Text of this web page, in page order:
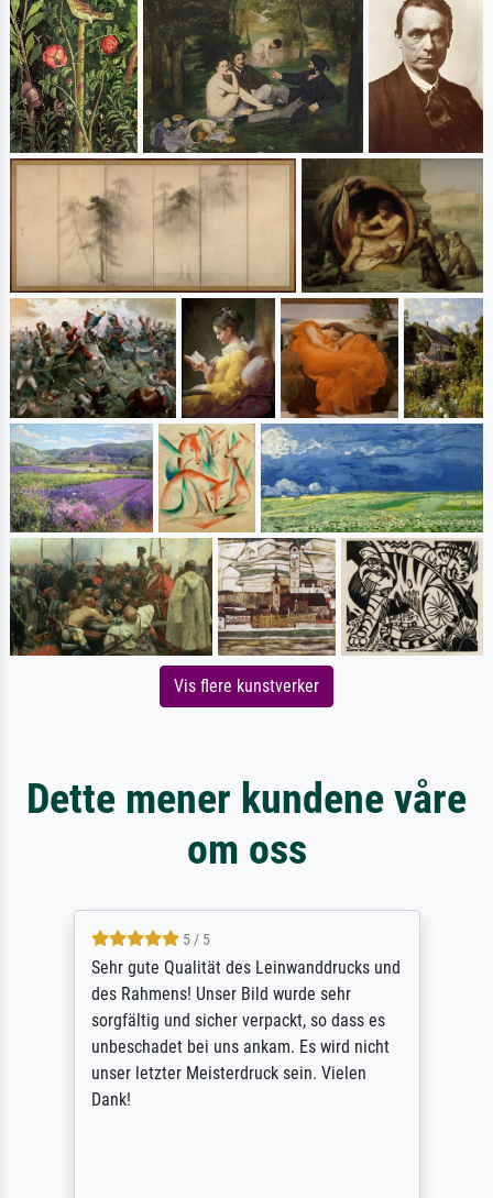
Vis flere kunstverker
Dette mener kundene våre
om oss
5 / 5
Sehr gute Qualität des Leinwanddrucks und
des Rahmens! Unser Bild wurde sehr
sorgfältig und sicher verpackt, so dass es
unbeschadet bei uns ankam. Es wird nicht
unser letzter Meisterdruck sein. Vielen
Dank!